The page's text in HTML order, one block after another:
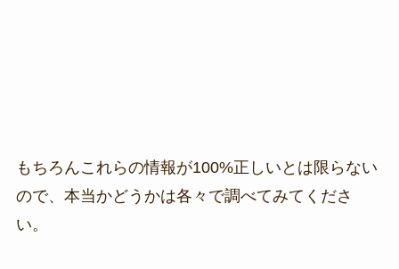
もちろんこれらの情報が100%正しいとは限らない
ので、本当かどうかは各々で調べてみてくださ
い。